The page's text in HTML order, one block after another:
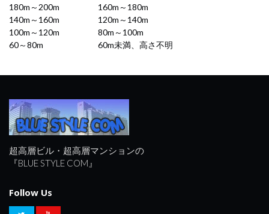
180m～200m
160m～180m
140m～160m
120m～140m
100m～120m
80m～100m
60～80m
60m未満、高さ不明
超高層ビル・超高層マンションの
『BLUE STYLE COM』
Follow Us